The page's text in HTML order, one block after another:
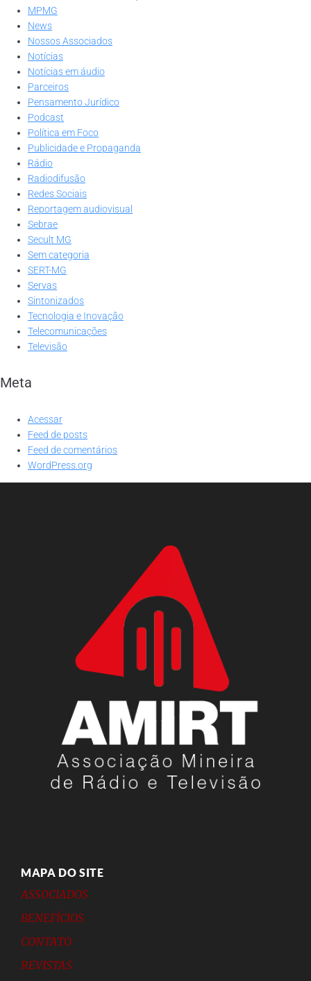
MPMG
News
Nossos Associados
Notícias
Notícias em áudio
Parceiros
Pensamento Jurídico
Podcast
Política em Foco
Publicidade e Propaganda
Rádio
Radiodifusão
Redes Sociais
Reportagem audiovisual
Sebrae
Secult MG
Sem categoria
SERT-MG
Servas
Sintonizados
Tecnologia e Inovação
Telecomunicações
Televisão
Meta
Acessar
Feed de posts
Feed de comentários
WordPress.org
MAPA DO SITE
ASSOCIADOS
BENEFÍCIOS
CONTATO
REVISTAS